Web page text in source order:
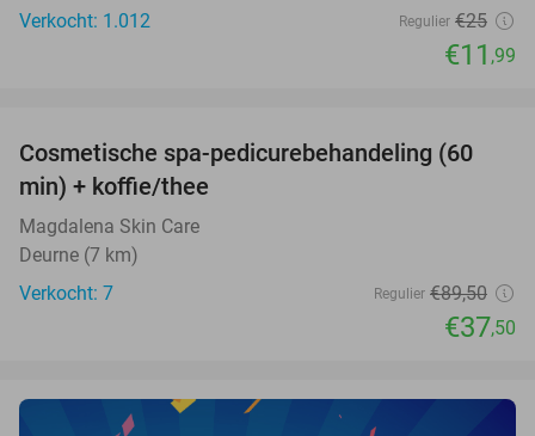
Verkocht: 1.012
Regulier €25
€11 ,99
58%
TODAY
Cosmetische spa-pedicurebehandeling (60
min) + koffie/thee
Magdalena Skin Care
Deurne (7 km)
Verkocht: 7
Regulier €89,50
€37,50